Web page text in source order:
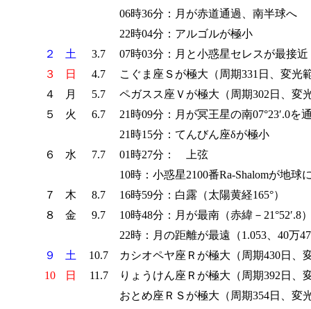
06時36分：月が赤道通過、南半球へ
22時04分：アルゴルが極小
２
土 3.7
07時03分：月と小惑星セレスが最接
３
日 4.7
こぐま座Ｓが極大（周期331日、変光
４
月 5.7
ペガスス座Ｖが極大（周期302日、変
５
火 6.7
21時09分：月が冥王星の南07°23′.0を
21時15分：てんびん座δが極小
６
水 7.7
01時27分： 上弦
10時：小惑星2100番Ra-Shalomが地球
７
木 8.7
16時59分：白露（太陽黄経165°）
８
金 9.7
10時48分：月が最南（赤緯－
22時：月の距離が最遠（1.053、40万
９
土 10.7
カシオペヤ座Ｒが極大（周期430日、
10
日 11.7
りょうけん座Ｒが極大（周期392日、
おとめ座ＲＳが極大（周期354日、変